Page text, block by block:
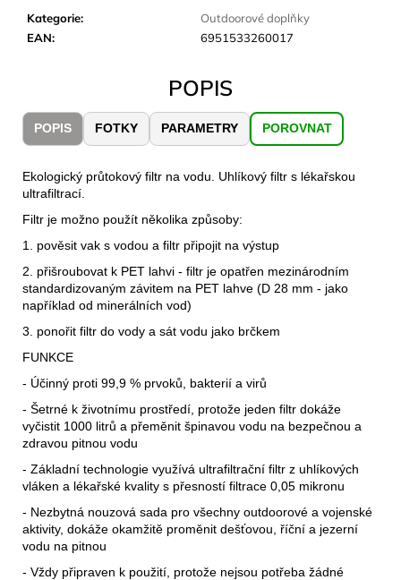
Kategorie:
Outdoorové doplňky
EAN: 6951533260017
POPIS
POPIS FOTKY PARAMETRY POROVNAT
Ekologický průtokový filtr na vodu. Uhlíkový filtr s lékařskou
ultrafiltrací.
Filtr je možno použít několika způsoby:
1. pověsit vak s vodou a filtr připojit na výstup
2. přišroubovat k PET lahvi - filtr je opatřen mezinárodním
standardizovaným závitem na PET lahve (D 28 mm - jako
například od minerálních vod)
3. ponořit filtr do vody a sát vodu jako brčkem
FUNKCE
- Účinný proti 99,9 % prvoků, bakterií a virů
- Šetrné k životnímu prostředí, protože jeden filtr dokáže
vyčistit 1000 litrů a přeměnit špinavou vodu na bezpečnou a
zdravou pitnou vodu
- Základní technologie využívá ultrafiltrační filtr z uhlíkových
vláken a lékařské kvality s přesností filtrace 0,05 mikronu
- Nezbytná nouzová sada pro všechny outdoorové a vojenské
aktivity, dokáže okamžitě proměnit dešťovou, říční a jezerní
vodu na pitnou
- Vždy připraven k použití, protože nejsou potřeba žádné
m
CARNOSPORT
GEL
100
899
Kč